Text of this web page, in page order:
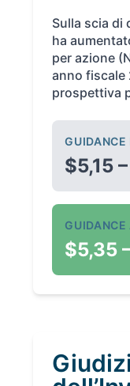
Sulla scia di
ha
per azione
anno fiscale
prospettiva
GUIDANCE
$5,15
$5,35